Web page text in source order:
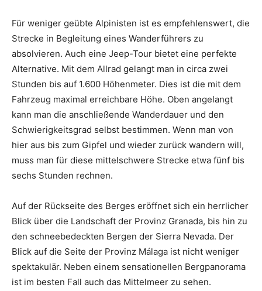
Für weniger geübte Alpinisten ist es empfehlenswert, die
Strecke in Begleitung eines Wanderführers zu
absolvieren. Auch eine Jeep-Tour bietet eine perfekte
Alternative. Mit dem Allrad gelangt man in circa zwei
Stunden bis auf 1.600 Höhenmeter. Dies ist die mit dem
Fahrzeug maximal erreichbare Höhe. Oben angelangt
kann man die anschließende Wanderdauer und den
Schwierigkeitsgrad selbst bestimmen. Wenn man von
hier aus bis zum Gipfel und wieder zurück wandern will,
muss man für diese mittelschwere Strecke etwa fünf bis
sechs Stunden rechnen.
Auf der Rückseite des Berges eröffnet sich ein herrlicher
Blick über die Landschaft der Provinz Granada, bis hin zu
den schneebedeckten Bergen der Sierra Nevada. Der
Blick auf die Seite der Provinz Málaga ist nicht weniger
spektakulär. Neben einem sensationellen Bergpanorama
ist im besten Fall auch das Mittelmeer zu sehen.